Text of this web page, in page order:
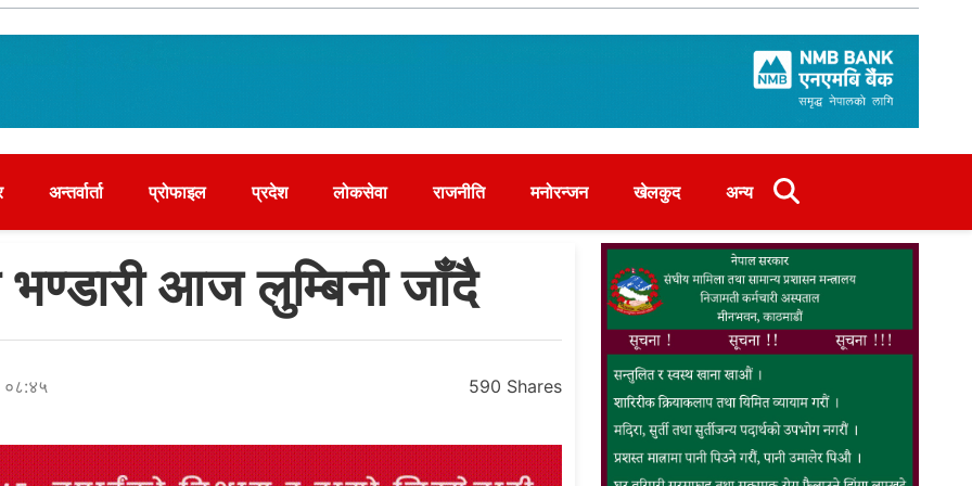
अन्तर्वार्ता प्रोफाइल प्रदेश लोकसेवा राजनीति मनोरन्जन खेलकुद अन्य
भण्डारी आज लुम्बिनी जाँदै
०८:४५ 590 Shares